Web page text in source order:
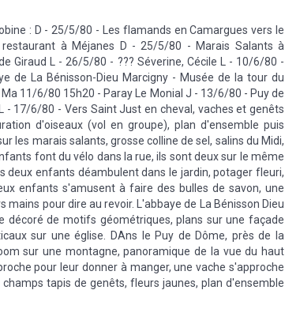
: D - 25/5/80 - Les flamands en Camargues vers le
restaurant à Méjanes D - 25/5/80 - Marais Salants à
Giraud L - 26/5/80 - ??? Séverine, Cécile L - 10/6/80 -
de La Bénisson-Dieu Marcigny - Musée de la tour du
11/6/80 15h20 - Paray Le Monial J - 13/6/80 - Puy de
- 17/6/80 - Vers Saint Just en cheval, vaches et genêts
d'oiseaux (vol en groupe), plan d'ensemble puis
les marais salants, grosse colline de sel, salins du Midi,
font du vélo dans la rue, ils sont deux sur le même
deux enfants déambulent dans le jardin, potager fleuri,
enfants s'amusent à faire des bulles de savon, une
pour dire au revoir. L'abbaye de La Bénisson Dieu
décoré de motifs géométriques, plans sur une façade
sur une église. DAns le Puy de Dôme, près de la
sur une montagne, panoramique de la vue du haut
pour leur donner à manger, une vache s'approche
tapis de genêts, fleurs jaunes, plan d'ensemble